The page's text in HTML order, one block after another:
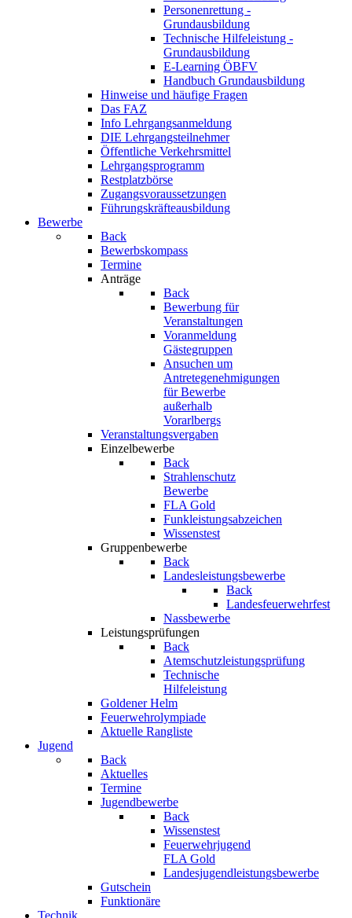
Personenrettung -
Grundausbildung
Technische Hilfeleistung -
Grundausbildung
E-Learning ÖBFV
Handbuch Grundausbildung
Hinweise und häufige Fragen
Das FAZ
Info Lehrgangsanmeldung
DIE Lehrgangsteilnehmer
Öffentliche Verkehrsmittel
Lehrgangsprogramm
Restplatzbörse
Zugangsvoraussetzungen
Führungskräfteausbildung
Bewerbe
Back
Bewerbskompass
Termine
Anträge
Back
Bewerbung für
Veranstaltungen
Voranmeldung
Gästegruppen
Ansuchen um
Antretegenehmigungen
für Bewerbe
außerhalb
Vorarlbergs
Veranstaltungsvergaben
Einzelbewerbe
Back
Strahlenschutz
Bewerbe
FLA Gold
Funkleistungsabzeichen
Wissenstest
Gruppenbewerbe
Back
Landesleistungsbewerbe
Back
Landesfeuerwehrfest
Nassbewerbe
Leistungsprüfungen
Back
Atemschutzleistungsprüfung
Technische
Hilfeleistung
Goldener Helm
Feuerwehrolympiade
Aktuelle Rangliste
Jugend
Back
Aktuelles
Termine
Jugendbewerbe
Back
Wissenstest
Feuerwehrjugend
FLA Gold
Landesjugendleistungsbewerbe
Gutschein
Funktionäre
Technik